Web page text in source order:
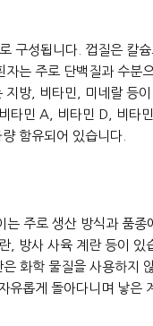
구성됩니다. 껍질은 칼
자는 주로 단백질과 수분
방, 비타민, 미네랄 등
타민 A, 비타민 D, 비타
함유되어 있습니다.
주로 생산 방식과 품종
, 방사 사육 계란 등이 있
화학 물질을 사용하지
유롭게 돌아다니며 낳은